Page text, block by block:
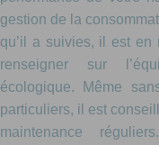
gestion de la
qu’il a suivies, il est
renseigner sur
écologique. Même
particuliers, il est
maintenance